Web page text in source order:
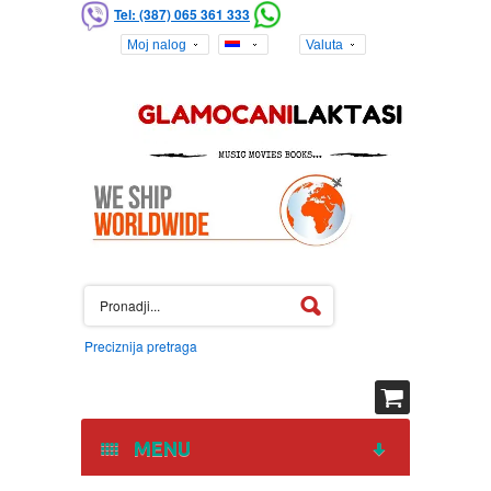
Tel: (387) 065 361 333
Moj nalog Valuta
Preciznija pretraga
MENU